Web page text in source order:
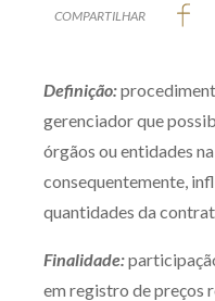
COMPARTILHAR
Definição:
gerenciador que
órgãos ou entidades
consequentemente,
quantidades da
Finalidade:
em registro de preços